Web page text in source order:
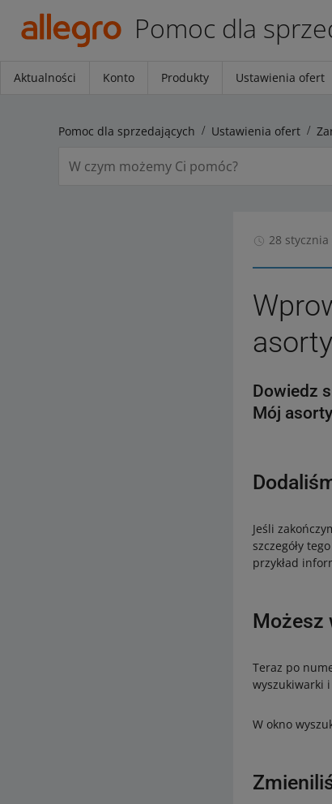
Pomoc dla
Aktualności Konto Produkty Ustawienia ofert
Pomoc dla sprzedających Ustawienia ofert
28 stycznia
Dowiedz
Mój
Jeśli
szczegóły
przykład
Możesz
Teraz po
wyszukiwarki
W okno